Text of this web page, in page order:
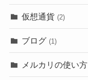
仮想通貨 (2)
ブログ (1)
メルカリの使い方